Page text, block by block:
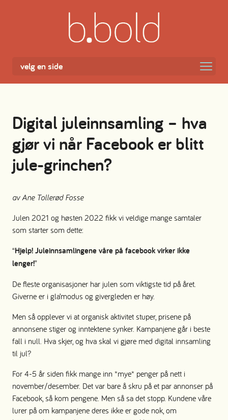
velg en side
Digital juleinnsamling – hva
gjør vi når Facebook er blitt
jule-grinchen?
av Ane Tollerød Fosse
Julen 2021 og høsten 2022 fikk vi veldige mange samtaler
som starter som dette:
“Hjelp! Juleinnsamlingene våre på facebook virker ikke
lenger!”
De fleste organisasjoner har julen som viktigste tid på året.
Giverne er i gla’modus og givergleden er høy.
Men så opplever vi at organisk aktivitet stuper, prisene på
annonsene stiger og inntektene synker. Kampanjene går i beste
fall i null. Hva skjer, og hva skal vi gjøre med digital innsamling
til jul?
For 4-5 år siden fikk mange inn *mye* penger på nett i
november/desember. Det var bare å skru på et par annonser på
Facebook, så kom pengene. Men så sa det stopp. Kundene våre
lurer på om kampanjene deres ikke er gode nok, om